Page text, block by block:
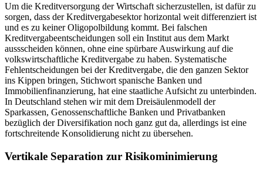
Um die Kreditversorgung der Wirtschaft sicherzustellen, ist dafür zu
sorgen, dass der Kreditvergabesektor horizontal weit differenziert ist
und es zu keiner Oligopolbildung kommt. Bei falschen
Kreditvergabeentscheidungen soll ein Institut aus dem Markt
aussscheiden können, ohne eine spürbare Auswirkung auf die
volkswirtschaftliche Kreditvergabe zu haben. Systematische
Fehlentscheidungen bei der Kreditvergabe, die den ganzen Sektor
ins Kippen bringen, Stichwort spanische Banken und
Immobilienfinanzierung, hat eine staatliche Aufsicht zu unterbinden.
In Deutschland stehen wir mit dem Dreisäulenmodell der
Sparkassen, Genossenschaftliche Banken und Privatbanken
bezüglich der Diversifikation noch ganz gut da, allerdings ist eine
fortschreitende Konsolidierung nicht zu übersehen.
Vertikale Separation zur Risikominimierung